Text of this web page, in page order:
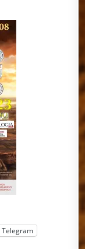
Telegram